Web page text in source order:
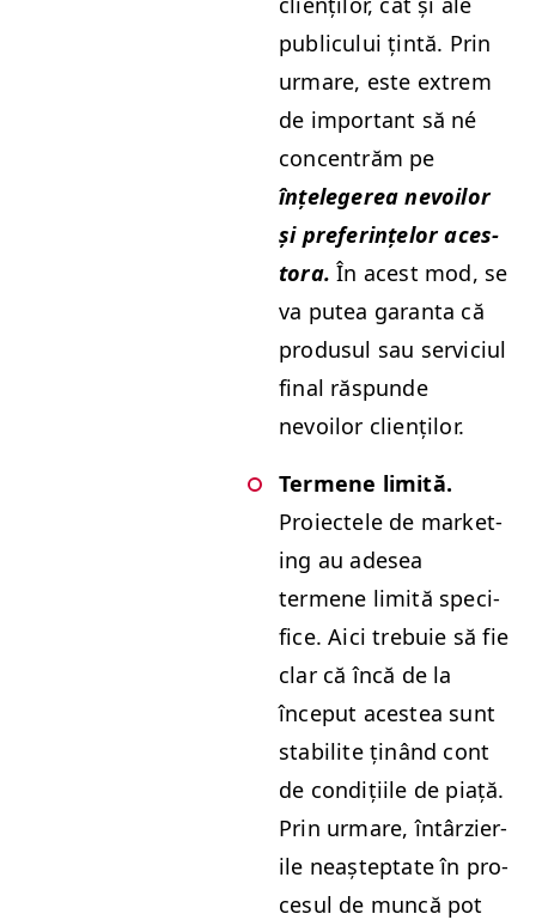
pub­licu­lui țin­tă. Prin
urmare, este extrem
de impor­tant să né
con­cen­trăm pe
înțelegerea nevoilor
și prefer­ințelor aces­
to­ra. În acest mod, se
va putea garan­ta că
pro­dusul sau ser­vi­ci­ul
final răspunde
nevoilor clienților.
Termene lim­ită.
Proiectele de mar­ket­
ing au ade­sea
termene lim­ită speci­
fice. Aici tre­buie să fie
clar că încă de la
început aces­tea sunt
sta­bilite ținând cont
de condiți­ile de piață.
Prin urmare, întârzier­
ile neaștep­tate în pro­
ce­sul de muncă pot